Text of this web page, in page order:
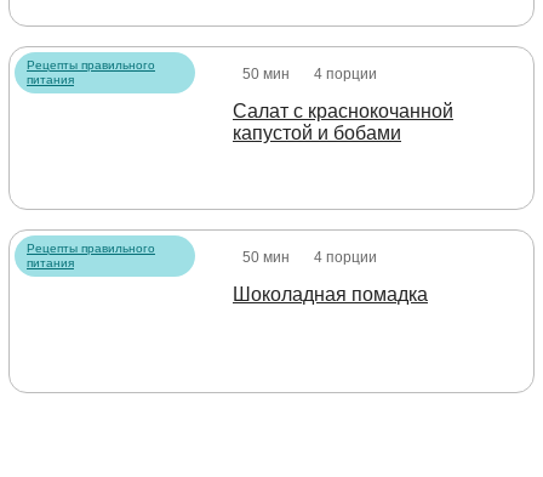
Рецепты правильного
питания
50 мин 4 порции
Салат с краснокочанной
капустой и бобами
Рецепты правильного
питания
50 мин 4 порции
Шоколадная помадка